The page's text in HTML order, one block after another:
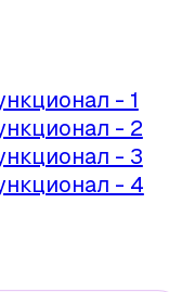
- 1
- 2
- 3
- 4